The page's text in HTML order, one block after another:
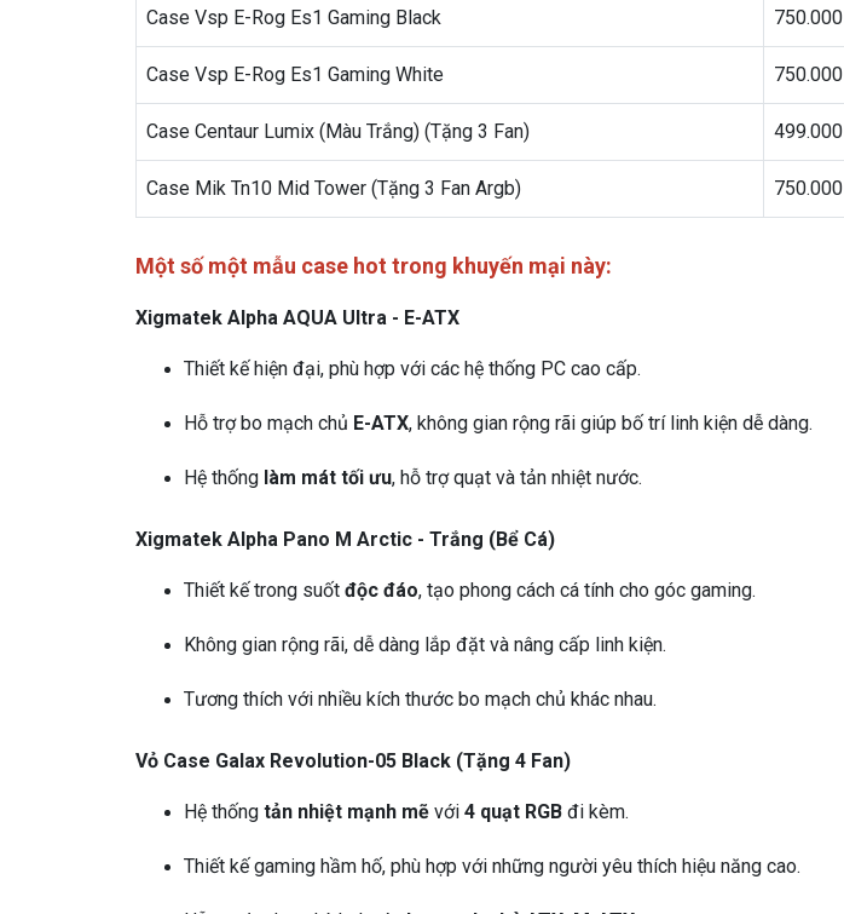
Case Vsp E-Rog Es1 Gaming Black 750.000
Case Vsp E-Rog Es1 Gaming White 750.000
Case Centaur Lumix (Màu Trắng) (Tặng 3 Fan) 499.000
Case Mik Tn10 Mid Tower (Tặng 3 Fan Argb) 750.000
Một số một mẫu case hot trong khuyến mại này:
Xigmatek Alpha AQUA Ultra - E-ATX
Thiết kế hiện đại, phù hợp với các hệ thống PC cao cấp.
Hỗ trợ bo mạch chủ E-ATX, không gian rộng rãi giúp bố trí linh kiện dễ dàng.
Hệ thống làm mát tối ưu, hỗ trợ quạt và tản nhiệt nước.
Xigmatek Alpha Pano M Arctic - Trắng (Bể Cá)
Thiết kế trong suốt độc đáo, tạo phong cách cá tính cho góc gaming.
Không gian rộng rãi, dễ dàng lắp đặt và nâng cấp linh kiện.
Tương thích với nhiều kích thước bo mạch chủ khác nhau.
Vỏ Case Galax Revolution-05 Black (Tặng 4 Fan)
Hệ thống tản nhiệt mạnh mẽ với 4 quạt RGB đi kèm.
Thiết kế gaming hầm hố, phù hợp với những người yêu thích hiệu năng cao.